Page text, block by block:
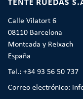
TENTE RUEDAS
Calle Vilatort 6
08110 Barcelona
Montcada y Reixach
España
Tel.: +34 93 56 50 737
Correo electrónico: